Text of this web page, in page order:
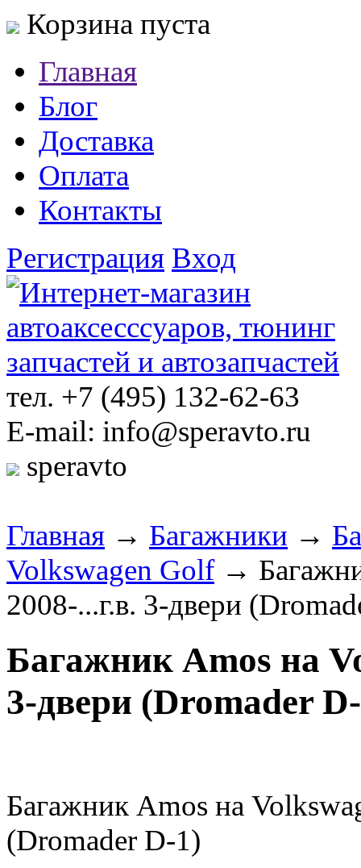
Корзина пуста
Главная
Блог
Доставка
Оплата
Контакты
Регистрация Вход
тел. +7 (495) 132-62-63
E-mail: info@speravto.ru
speravto
Главная → Багажники →
Volkswagen Golf→
2008-...г.в. 3-двери
Багажник Amos на
3-двери (Dromader
Багажник Amos на
(Dromader D-1)